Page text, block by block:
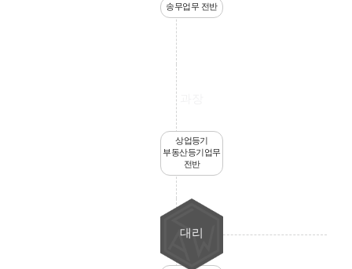
송무업무 전반
상업등기
부동산등기업무
전반
대리